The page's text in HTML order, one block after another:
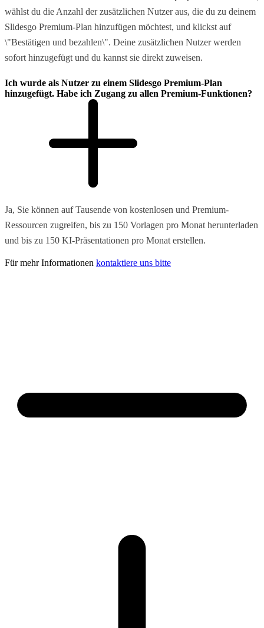
wählst du die Anzahl der zusätzlichen Nutzer aus, die du zu deinem
Slidesgo Premium-Plan hinzufügen möchtest, und klickst auf
\"Bestätigen und bezahlen\". Deine zusätzlichen Nutzer werden
sofort hinzugefügt und du kannst sie direkt zuweisen.
Ich wurde als Nutzer zu einem Slidesgo Premium-Plan
hinzugefügt. Habe ich Zugang zu allen Premium-Funktionen?
Ja, Sie können auf Tausende von kostenlosen und Premium-
Ressourcen zugreifen, bis zu 150 Vorlagen pro Monat herunterladen
und bis zu 150 KI-Präsentationen pro Monat erstellen.
Für mehr Informationen kontaktiere uns bitte